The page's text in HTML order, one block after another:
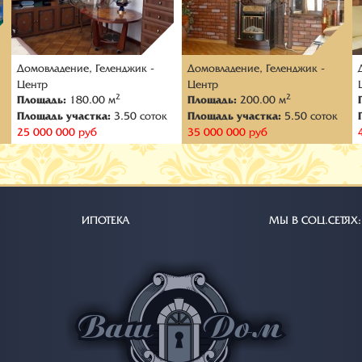
Домовладение, Геленджик -
Центр
Площадь: 180.00 м2
Площадь участка:3.50 соток
25 000 000 руб
Домовладение, Геленджик -
Центр
Площадь: 200.00 м2
Площадь участка: 5.50 соток
35 000 000 руб
ИПОТЕКА МЫ В СОЦ.СЕТЯХ: